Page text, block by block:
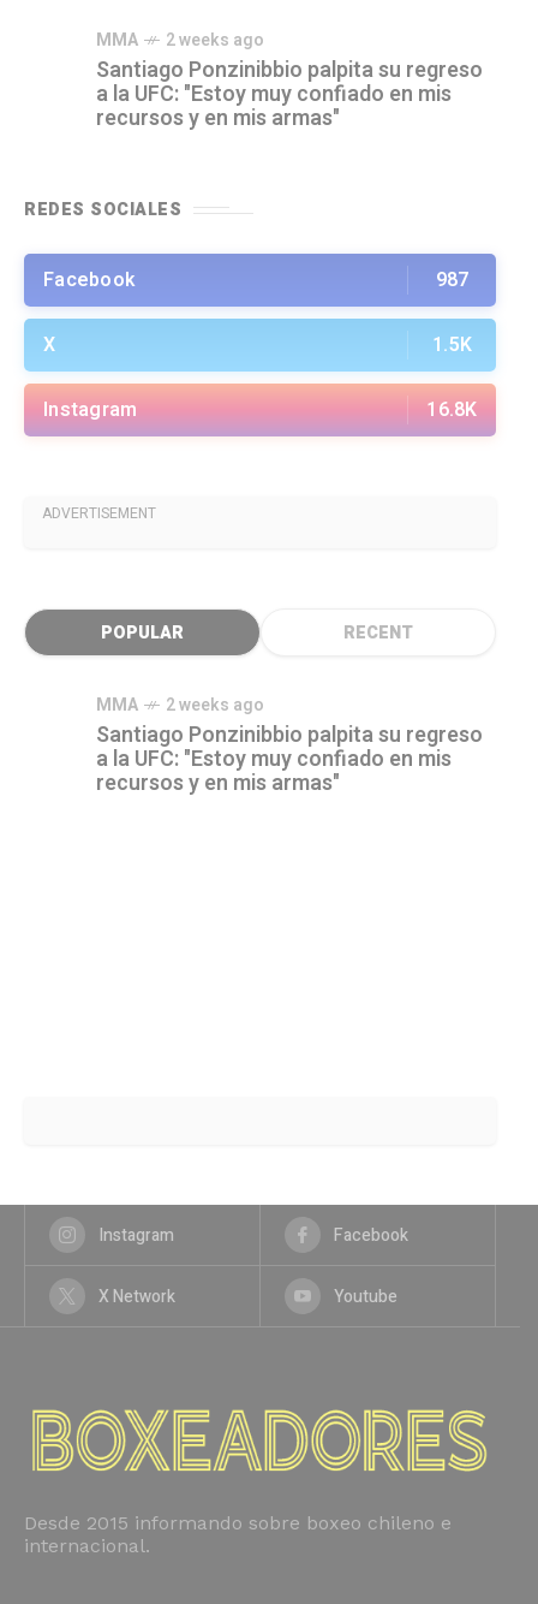
MMA 2 weeks ago
Santiago Ponzinibbio palpita su regreso
a la UFC: "Estoy muy confiado en mis
recursos y en mis armas"
REDES SOCIALES
Facebook 987
X 1.5K
Instagram 16.8K
ADVERTISEMENT
POPULAR RECENT
MMA 2 weeks ago
Santiago Ponzinibbio palpita su regreso
a la UFC: "Estoy muy confiado en mis
recursos y en mis armas"
Instagram Facebook
X Network Youtube
Desde 2015 informando sobre boxeo chileno e
internacional.